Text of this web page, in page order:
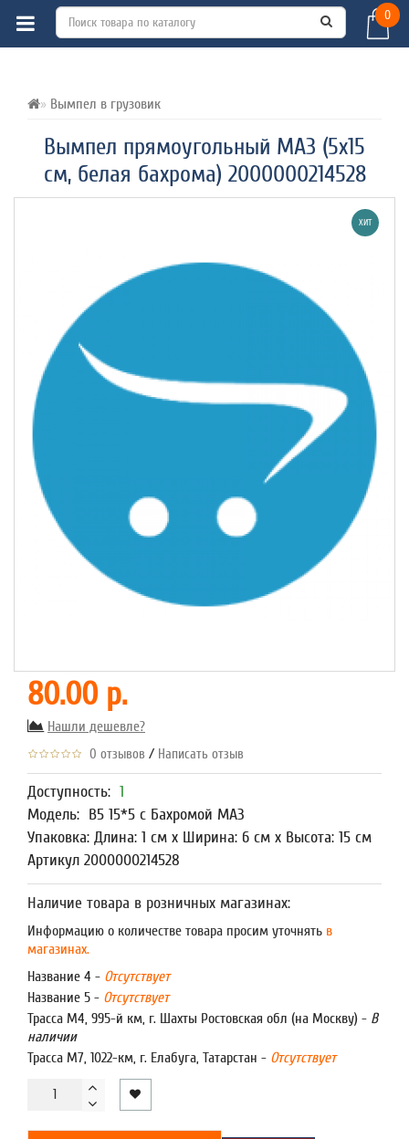
0
Вымпел в грузовик
Вымпел прямоугольный МАЗ (5х15
см, белая бахрома) 2000000214528
ВСЕ О ТОВАРЕ ХАРАКТЕРИСТИКИ
ХИТ
80.00 р.
Нашли дешевле?
0 отзывов / Написать отзыв
Доступность: 1
Модель: В5 15*5 с Бахромой МАЗ
Упаковка: Длина: 1 см x Ширина: 6 см x Высота: 15 см
Артикул 2000000214528
Наличие товара в розничных магазинах:
Информацию о количестве товара просим уточнять в
магазинах.
Название 4 - Отсутствует
Название 5 - Отсутствует
Трасса М4, 995-й км, г. Шахты Ростовская обл (на Москву) - В
наличии
Трасса М7, 1022-км, г. Елабуга, Татарстан - Отсутствует